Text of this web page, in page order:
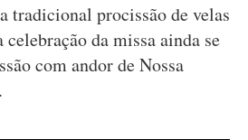
tradicional procissão de velas
da missa ainda se
com andor de Nossa